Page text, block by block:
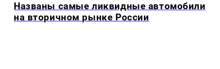
Названы самые ликвидные автомобили
на вторичном рынке России